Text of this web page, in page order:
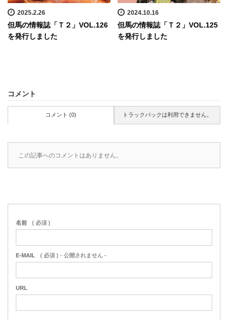
2025.2.26
但馬の情報誌「Ｔ２」VOL.126
を発行しました
2024.10.16
但馬の情報誌「Ｔ２」VOL.125
を発行しました
コメント
コメント (0) トラックバックは利用できません。
この記事へのコメントはありません。
名前 ( 必須 )
E-MAIL ( 必須 ) - 公開されません -
URL